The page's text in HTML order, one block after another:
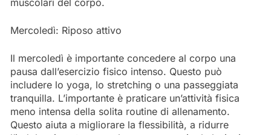
muscolari del corpo.
Mercoledì: Riposo attivo
Il mercoledì è importante concedere al corpo una
pausa dall’esercizio fisico intenso. Questo può
includere lo yoga, lo stretching o una passeggiata
tranquilla. L’importante è praticare un’attività fisica
meno intensa della solita routine di allenamento.
Questo aiuta a migliorare la flessibilità, a ridurre